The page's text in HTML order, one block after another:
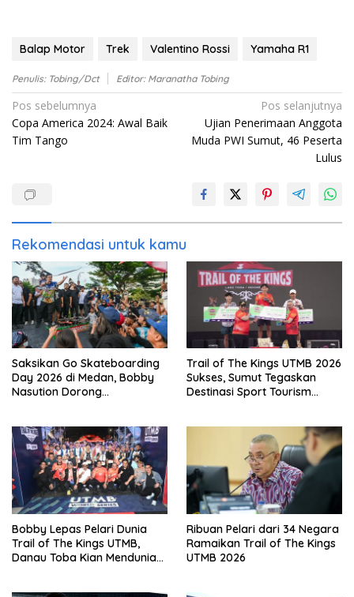
Balap Motor Trek Valentino Rossi Yamaha R1
Penulis: Tobing/dct Editor: Maranatha Tobing
Navigasi
pos
Pos sebelumnya
Copa America 2024: Awal Baik
Tim Tango
Pos selanjutnya
Ujian Penerimaan Anggota
Muda PWI Sumut, 46 Peserta
Lulus
Rekomendasi untuk kamu
Saksikan Go Skateboarding
Day 2026 di Medan, Bobby
Nasution Dorong
Trail of The Kings UTMB 2026
Sukses, Sumut Tegaskan
Destinasi Sport Tourism
Bobby Lepas Pelari Dunia
Trail of The Kings UTMB,
Danau Toba Kian Mendunia
Ribuan Pelari dari 34 Negara
Ramaikan Trail of The Kings
UTMB 2026